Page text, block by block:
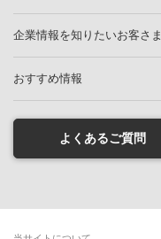
企業情報を知りたいお客さま
おすすめ情報
よくあるご質問